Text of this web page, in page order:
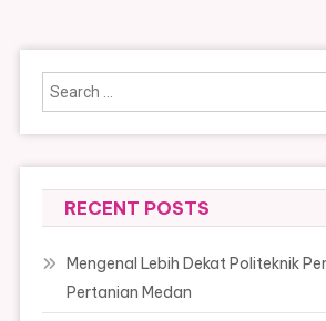
RECENT POSTS
Mengenal Lebih Dekat Politeknik
Pertanian Medan